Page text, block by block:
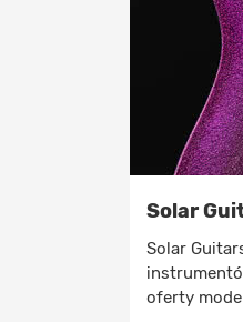
Solar
Solar
oferty